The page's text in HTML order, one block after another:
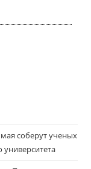
соберут ученых
университета